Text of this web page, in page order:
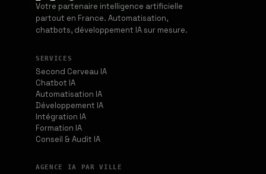
Votre partenaire intelligence artificielle
partout en France. Automatisation,
chatbots, développement IA sur mesure.
SERVICES
Second Cerveau IA
Chatbot IA
Automatisation IA
Développement IA
Intégration IA
Formation IA
Conseil & Audit IA
AGENCE IA PAR VILLE